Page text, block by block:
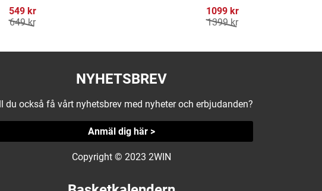
549 kr
649 kr
1099 kr
1399 kr
NYHETSBREV
du också få vårt nyhetsbrev med nyheter och erbjudanden?
Anmäl dig här >
Copyright © 2023 2WIN